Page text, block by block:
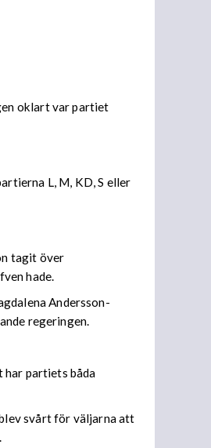
oklart var partiet
L, M, KD, S eller
tagit över
hade.
Andersson-
regeringen.
har partiets båda
svårt för väljarna att